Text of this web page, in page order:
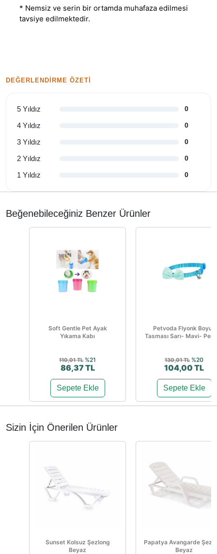
* Nemsiz ve serin bir ortamda muhafaza edilmesi
tavsiye edilmektedir.
DEĞERLENDIRME ÖZETI
5 Yıldız 0
4 Yıldız 0
3 Yıldız 0
2 Yıldız 0
1 Yıldız 0
Beğenebileceğiniz Benzer Ürünler
Soft Gentle Pet Ayak
Yıkama Kabı
110,01 TL %21
86,37 TL
Sepete Ekle
Petvoda Flyonk Boyun
Tasması Sarı- Mavi-
130,01 TL %20
104,00 TL
Sepete Ekle
Sizin İçin Önerilen Ürünler
Sunset Kolsuz Şezlong
Beyaz
Papatya Avangarde
Beyaz